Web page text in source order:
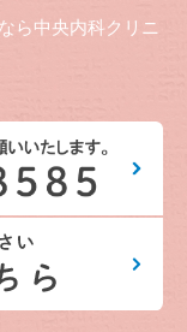
ら中央内科クリニ